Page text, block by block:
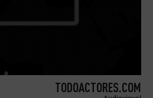
TODOACTORES.COM